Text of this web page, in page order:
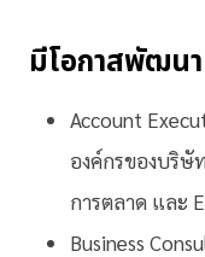
มีโอกาสพัฒนา
Account
องค์กรของบริษั
การตลาด และ
Business